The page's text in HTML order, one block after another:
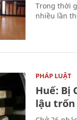
Trong thời
nhiều lần
PHÁP LUẬT
Huế: Bị
lậu